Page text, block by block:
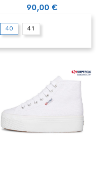
DOWN
90,00 €
40 41